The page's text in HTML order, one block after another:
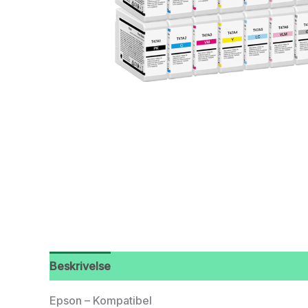
Beskrivelse
Epson – Kompatibel